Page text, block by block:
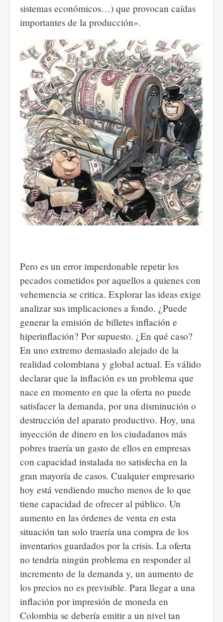
sistemas económicos…) que provocan caídas
importantes de la producción».
Pero es un error imperdonable repetir los
pecados cometidos por aquellos a quienes con
vehemencia se critica. Explorar las ideas exige
analizar sus implicaciones a fondo. ¿Puede
generar la emisión de billetes inflación e
hiperinflación? Por supuesto. ¿En qué caso?
En uno extremo demasiado alejado de la
realidad colombiana y global actual. Es válido
declarar que la inflación es un problema que
nace en momento en que la oferta no puede
satisfacer la demanda, por una disminución o
destrucción del aparato productivo. Hoy, una
inyección de dinero en los ciudadanos más
pobres traería un gasto de ellos en empresas
con capacidad instalada no satisfecha en la
gran mayoría de casos. Cualquier empresario
hoy está vendiendo mucho menos de lo que
tiene capacidad de ofrecer al público. Un
aumento en las órdenes de venta en esta
situación tan solo traería una compra de los
inventarios guardados por la crisis. La oferta
no tendría ningún problema en responder al
incremento de la demanda y, un aumento de
los precios no es previsible. Para llegar a una
inflación por impresión de moneda en
Colombia se debería emitir a un nivel tan